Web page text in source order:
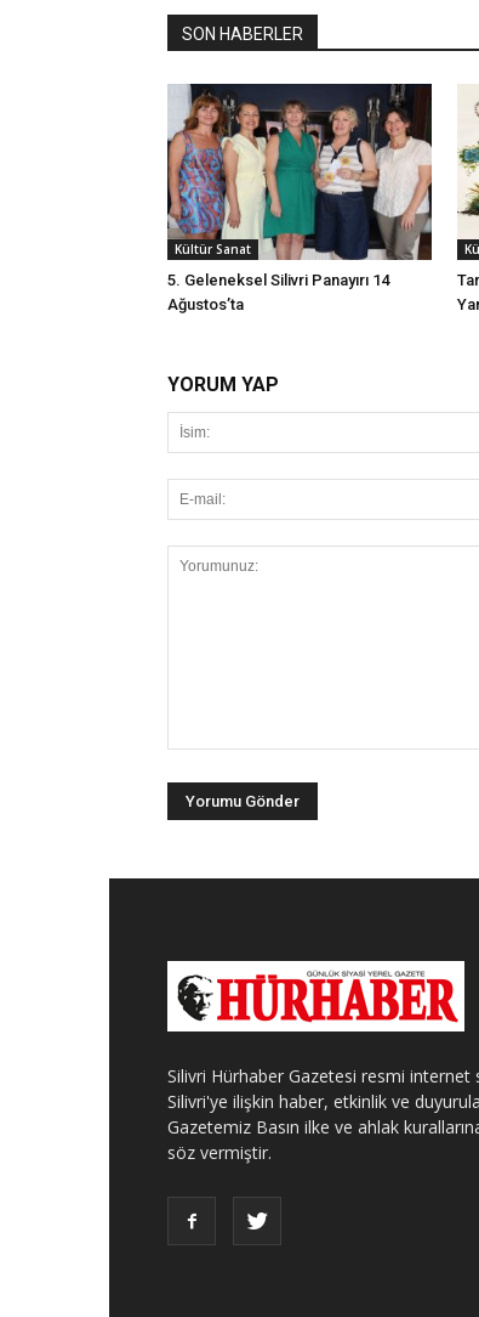
SON HABERLER
Kültür Sanat
5. Geleneksel Silivri Panayırı 14
Ağustos’ta
YORUM YAP
Silivri Hürhaber Gazetesi resmi internet
Silivri'ye ilişkin haber, etkinlik ve
Gazetemiz Basın ilke ve ahlak
söz vermiştir.